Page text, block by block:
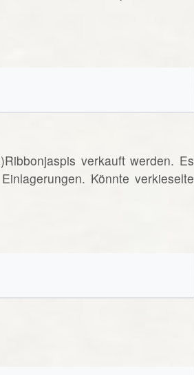
verkauft werden. Es
Könnte verkieselte